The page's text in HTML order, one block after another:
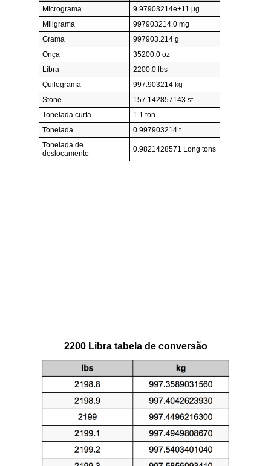
Micrograma
9.97903214e+11 µg
Miligrama
997903214.0 mg
Grama
997903.214 g
Onça
35200.0 oz
Libra
2200.0 lbs
Quilograma
997.903214 kg
Stone
157.142857143 st
Tonelada curta
1.1 ton
Tonelada
0.997903214 t
Tonelada de
deslocamento
0.9821428571 Long tons
2200 Libra tabela de conversão